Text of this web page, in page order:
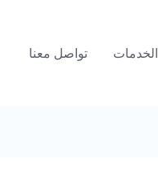
الخدمات تواصل معنا